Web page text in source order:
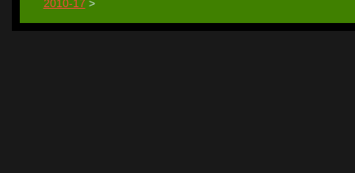
2010-17 >